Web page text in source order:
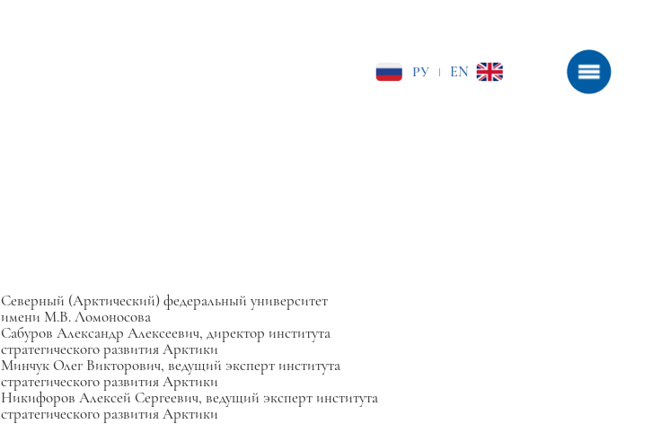
РУ EN
Северный (Арктический) федеральный университет
имени М.В. Ломоносова
Сабуров Александр Алексеевич, директор института
стратегического развития Арктики
Минчук Олег Викторович, ведущий эксперт института
стратегического развития Арктики
Никифоров Алексей Сергеевич, ведущий эксперт института
стратегического развития Арктики